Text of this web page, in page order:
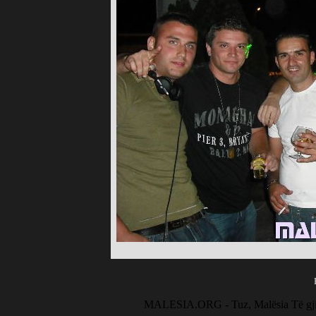
MALESIA.ORG - Tuz, Malësia Të